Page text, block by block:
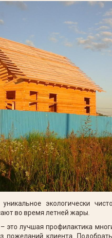
уникальное экологически
во время летней жары.
– это лучшая профилактика
клиента.